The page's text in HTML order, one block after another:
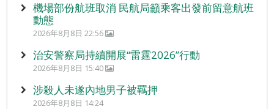
機場部份航班取消 民航局籲乘客出發前留意航班
動態
2026年8月8日 22:56
治安警察局持續開展“雷霆2026”行動
2026年8月8日 15:40
涉殺人未遂內地男子被羈押
2026年8月8日 14:24